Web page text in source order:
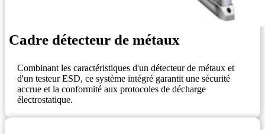
Cadre détecteur de métaux
Combinant les caractéristiques d'un détecteur de métaux et
d'un testeur ESD, ce système intégré garantit une sécurité
accrue et la conformité aux protocoles de décharge
électrostatique.